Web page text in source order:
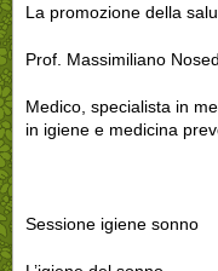
La promozione della
Prof. Massimiliano
Medico, specialista in
in igiene e medicina
Sessione igiene sonno